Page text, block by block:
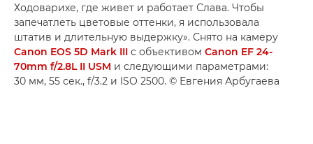
Ходоварихе, где живет и работает Слава. Чтобы
запечатлеть цветовые оттенки, я использовала
штатив и длительную выдержку». Снято на камеру
Canon EOS 5D Mark III с объективом Canon EF 24-
70mm f/2.8L II USM и следующими параметрами:
30 мм, 55 сек., f/3.2 и ISO 2500. © Евгения Арбугаева